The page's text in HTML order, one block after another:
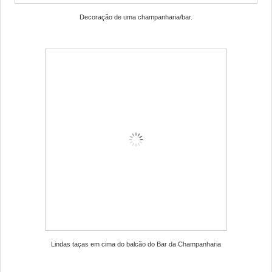
Decoração de uma champanharia/bar.
Lindas taças em cima do balcão do Bar da Champanharia